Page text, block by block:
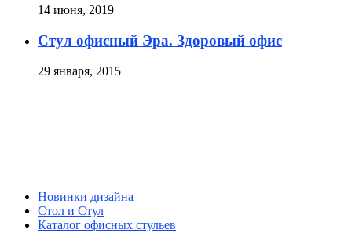
14 июня, 2019
Стул офисный Эра. Здоровый офис
29 января, 2015
Новинки дизайна
Стол и Стул
Каталог офисных стульев